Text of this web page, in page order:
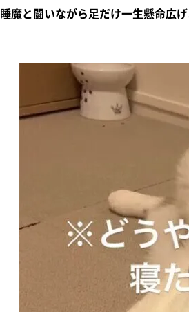
睡魔と闘いながら足だけ一生懸命広